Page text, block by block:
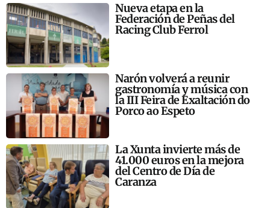
Nueva etapa en la
Federación de Peñas del
Racing Club Ferrol
Narón volverá a reunir
gastronomía y música con
la III Feira de Exaltación do
Porco ao Espeto
La Xunta invierte más de
41.000 euros en la mejora
del Centro de Día de
Caranza